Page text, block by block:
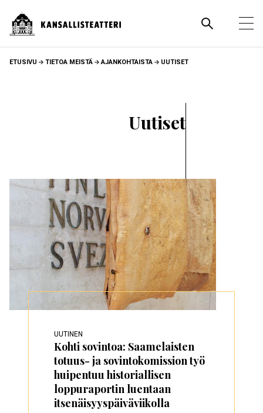
pääsisältöön
MURUPOLKU
ETUSIVU TIETOA MEISTÄ AJANKOHTAISTA UUTISET
Uutiset
UUTINEN
Kohti sovintoa: Saamelaisten
totuus- ja sovintokomission työ
huipentuu historiallisen
loppuraportin luentaan
itsenäisyyspäiväviikolla